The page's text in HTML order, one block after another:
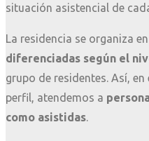
situación asistencial de
La residencia se organiza en
diferenciadas según el
grupo de residentes. Así,
perfil, atendemos a
como asistidas.